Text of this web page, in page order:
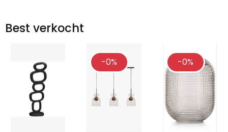
Best verkocht
-0% -0%